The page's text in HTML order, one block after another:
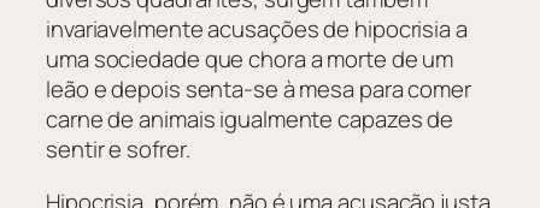
invariavelmente acusações de hipocrisia a
uma sociedade que chora a morte de um
leão e depois senta-se à mesa para comer
carne de animais igualmente capazes de
sentir e sofrer.